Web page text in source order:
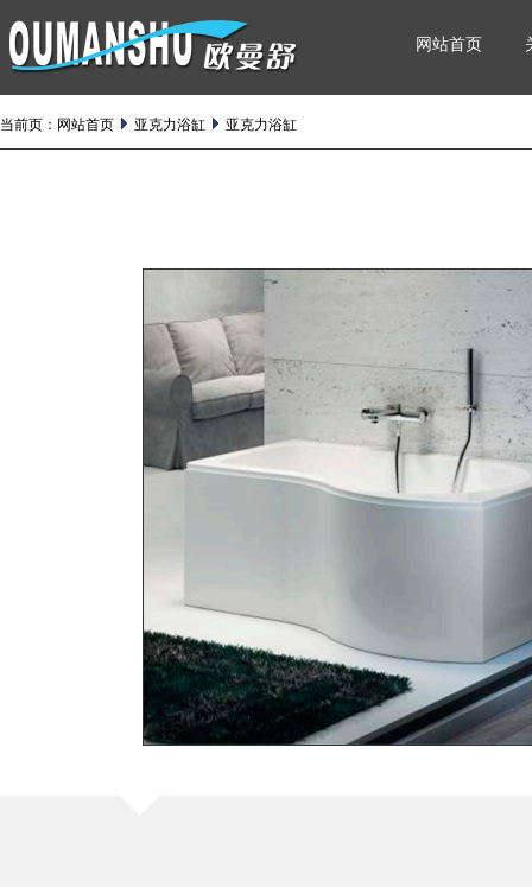
网站首页
当前页： 网站首页 亚克力浴缸 亚克力浴缸